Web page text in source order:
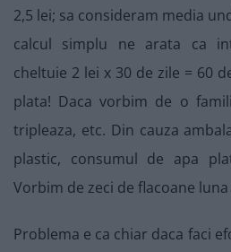
2,5 lei; sa consideram media
calcul simplu ne arata ca
cheltuie 2 lei x 30 de zile = 60
plata! Daca vorbim de o
tripleaza, etc. Din cauza
plastic, consumul de apa
Vorbim de zeci de flacoane
Problema e ca chiar daca faci